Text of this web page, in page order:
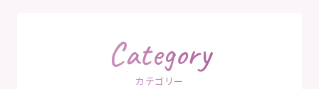
Category
カテゴリー